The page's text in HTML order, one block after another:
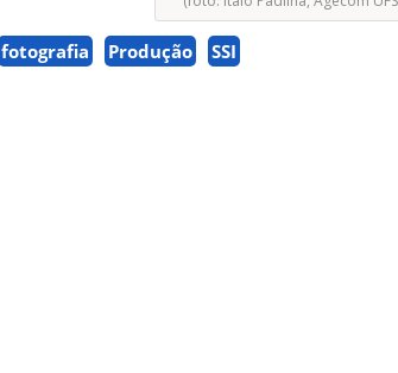
fotografia Produção SSI